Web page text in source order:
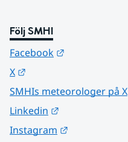
Följ SMHI
Facebook
X
SMHIs meteorologer på X
Linkedin
Instagram